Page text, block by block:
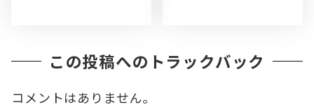
この投稿へのトラックバック
コメントはありません。